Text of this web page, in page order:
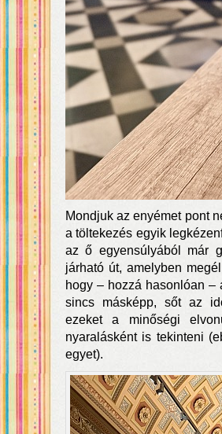
Mondjuk az enyémet pont
a töltekezés egyik
az ő egyensúlyából már
járható út, amelyben
hogy – hozzá hasonlóan –
sincs másképp, sőt az
ezeket a minőségi
nyaralásként is tekinteni
egyet).